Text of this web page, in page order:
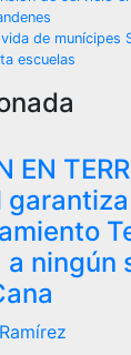
de munícipes
escuelas
EN
ningún